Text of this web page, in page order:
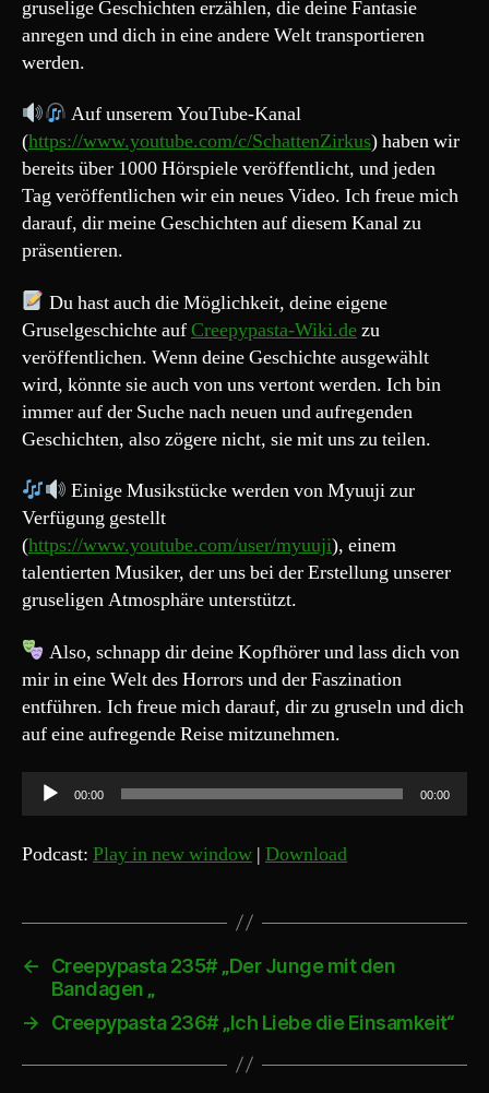
gruselige Geschichten erzählen, die deine Fantasie
anregen und dich in eine andere Welt transportieren
werden.
Auf unserem YouTube-Kanal
(https://www.youtube.com/c/SchattenZirkus) haben wir
bereits über 1000 Hörspiele veröffentlicht, und jeden
Tag veröffentlichen wir ein neues Video. Ich freue mich
darauf, dir meine Geschichten auf diesem Kanal zu
präsentieren.
Du hast auch die Möglichkeit, deine eigene
Gruselgeschichte aufCreepypasta-Wiki.dezu
veröffentlichen. Wenn deine Geschichte ausgewählt
wird, könnte sie auch von uns vertont werden. Ich bin
immer auf der Suche nach neuen und aufregenden
Geschichten, also zögere nicht, sie mit uns zu teilen.
Einige Musikstücke werden von Myuuji zur
Verfügung gestellt
(https://www.youtube.com/user/myuuji), einem
talentierten Musiker, der uns bei der Erstellung unserer
gruseligen Atmosphäre unterstützt.
Also, schnapp dir deine Kopfhörer und lass dich von
mir in eine Welt des Horrors und der Faszination
entführen. Ich freue mich darauf, dir zu gruseln und dich
auf eine aufregende Reise mitzunehmen.
u
d
P
a
00:00 00:00
Podcast: Play in new window | Download
←
Creepypasta 235# „Der Junge mit den
Bandagen „
→
Creepypasta 236# „Ich Liebe die Einsamkeit“